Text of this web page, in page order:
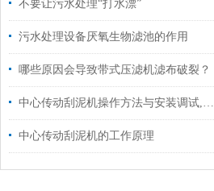
不要让污水处理“打水漂”
污水处理设备厌氧生物滤池的作用
哪些原因会导致带式压滤机滤布破裂？
中心传动刮泥机操作方法与安装调试,你知道吗？
中心传动刮泥机的工作原理